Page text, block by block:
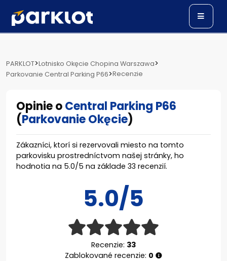
PARKLOT>Lotnisko Okęcie Chopina Warszawa>
Parkovanie Central Parking P66>Recenzie
Opinie oCentral Parking P66
(Parkovanie Okęcie)
Zákazníci, ktorí si rezervovali miesto na tomto
parkovisku prostredníctvom našej stránky, ho
hodnotia na 5.0/5 na základe 33 recenzií.
5.0/5
Recenzie: 33
Zablokované recenzie: 0